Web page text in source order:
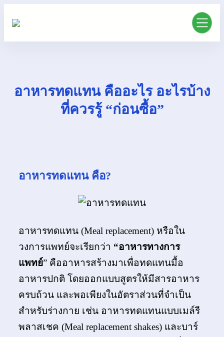
อาหารทดแทน คืออะไร อะไรบ้าง
ที่ควรรู้ “ก่อนซื้อ”
อาหารทดแทน คือ?
อาหารทดแทน (Meal replacement) หรือใน
วงการแพทย์จะเรียกว่า “อาหารทางการ
แพทย์” คืออาหารสร้างมาเพื่อทดแทนมื้อ
อาหารปกติ โดยออกแบบสูตรให้มีสารอาหาร
ครบถ้วน และพอเพียงในอัตราส่วนที่จำเป็น
สำหรับร่างกาย เช่น อาหารทดแทนแบบเมล์รี
พลาสเชค (Meal replacement shakes) และบาร์